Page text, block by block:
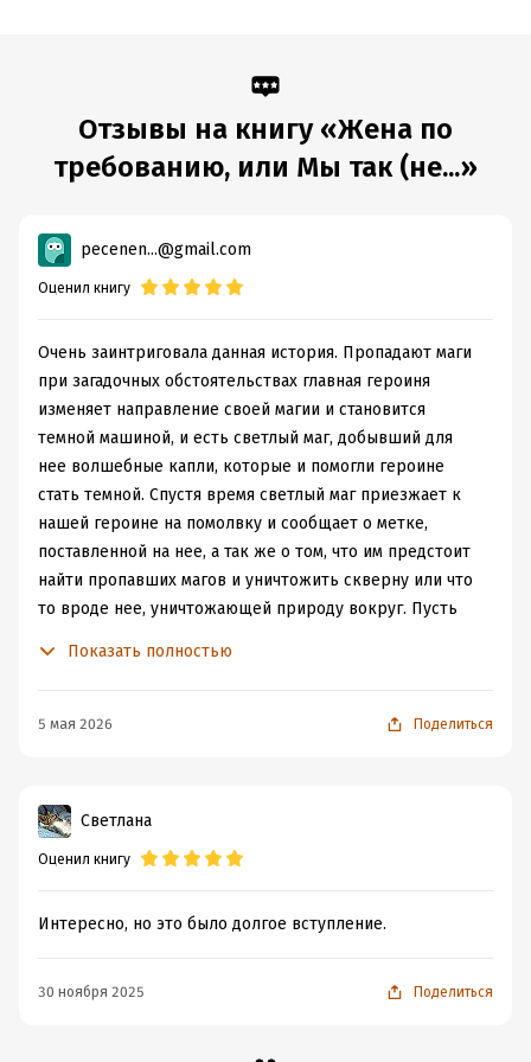
• интриги магических кланов и тайны прошлого, которые
героям придётся раскрыть;
• лёгкий юмор;
Подробная информация
Объем: 346099
Год издания:2025
Дата поступления: 3 сентября 2025
Время на чтение:5 ч.
Отзывы на книгу «Жена по
требованию, или Мы так (не...»
pecenen...@gmail.com
Оценил книгу
Очень заинтриговала данная история. Пропадают маги
при загадочных обстоятельствах главная героиня
изменяет направление своей магии и становится
темной машиной, и есть светлый маг, добывший для
нее волшебные капли, которые и помогли героине
стать темной. Спустя время светлый маг приезжает к
нашей героине на помолвку и сообщает о метке,
поставленной на нее, а так же о том, что им предстоит
найти пропавших магов и уничтожить скверну или что
то вроде нее, уничтожающей природу вокруг. Пусть
попала под влияние неизвестных и тоже чуть не
Показать полностью
5 мая 2026 Поделиться
Светлана
Оценил книгу
Интересно, но это было долгое вступление.
30 ноября 2025 Поделиться